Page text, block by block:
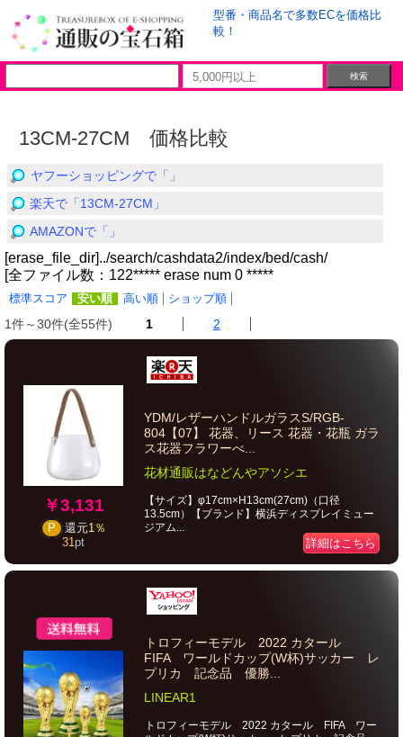
型番・商品名で多数ECを価格比
較！
13CM-27CM 価格比較
ヤフーショッピングで「」
楽天で「13CM-27CM」
AMAZONで「」
[erase_file_dir]../search/cashdata2/index/bed/cash/
[全ファイル数：122***** erase num 0 *****
標準スコア 安い順 高い順 ショップ順
1件～30件(全55件) 1 2
￥3,131
P 還元1％
31 pt
YDM/レザーハンドルガラスS/RGB-
804【07】 花器、リース 花器・花瓶 ガラ
ス花器フラワーべ...
花材通販はなどんやアソシエ
【サイズ】φ17cm×H13cm(27cm)（口径
13.5cm）【ブランド】横浜ディスプレイミュー
ジアム...
詳細はこちら
トロフィーモデル 2022 カタール
FIFA ワールドカップ(W杯)サッカー レ
プリカ 記念品 優勝...
LINEAR1
トロフィーモデル 2022 カタール FIFA ワー